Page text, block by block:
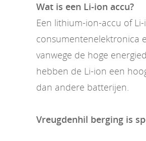
Wat is een Li-ion accu?
Een lithium-ion-accu of
consumentenelektronica
vanwege de hoge
hebben de Li-ion een
dan andere batterijen.
Vreugdenhil berging is